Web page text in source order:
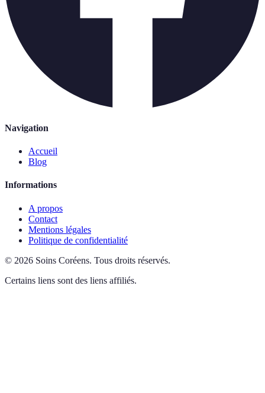
Navigation
Accueil
Blog
Informations
A propos
Contact
Mentions légales
Politique de confidentialité
© 2026 Soins Coréens. Tous droits réservés.
Certains liens sont des liens affiliés.